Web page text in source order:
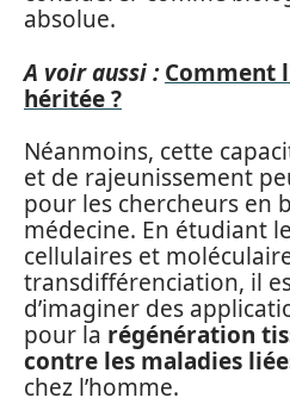
absolue.
A voir aussi : Comment
héritée ?
Néanmoins, cette
et de rajeunissement
pour les chercheurs en
médecine. En étudiant
cellulaires et
transdifférenciation, il
d’imaginer des
pour la régénération
contre les maladies
chez l’homme.